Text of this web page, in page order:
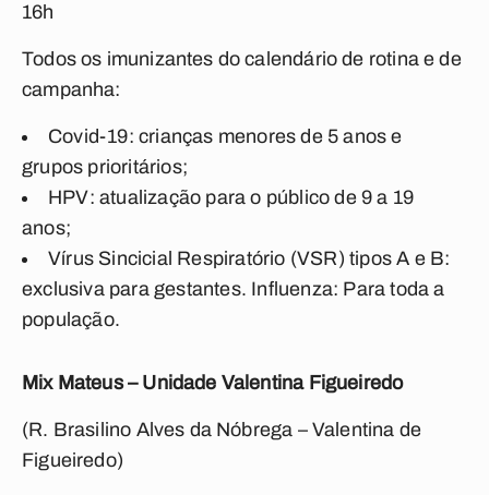
16h
Todos os imunizantes do calendário de rotina e de
campanha:
Covid-19: crianças menores de 5 anos e
grupos prioritários;
HPV: atualização para o público de 9 a 19
anos;
Vírus Sincicial Respiratório (VSR) tipos A e B:
exclusiva para gestantes. Influenza: Para toda a
população.
Mix Mateus – Unidade Valentina Figueiredo
(R. Brasilino Alves da Nóbrega – Valentina de
Figueiredo)